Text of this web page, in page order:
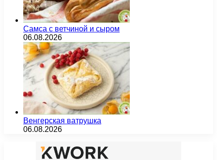
Самса с ветчиной и сыром
06.08.2026
Венгерская ватрушка
06.08.2026